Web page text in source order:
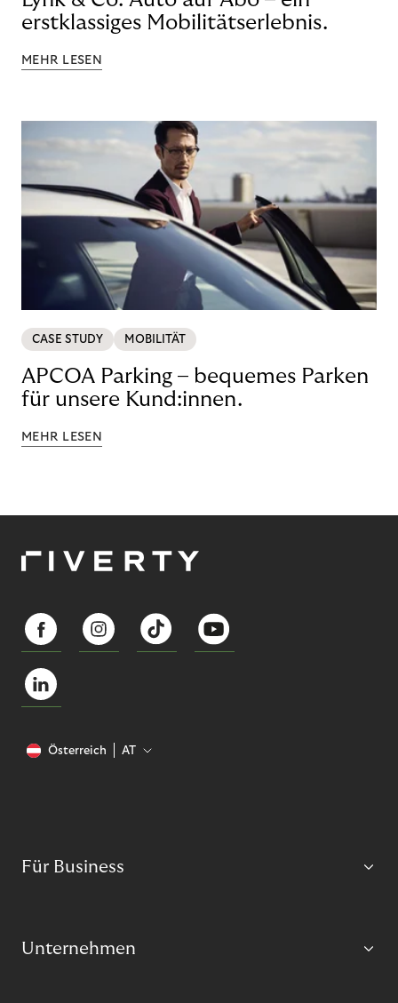
erstklassiges Mobilitätserlebnis.
MEHR LESEN
CASE STUDY MOBILITÄT
APCOA Parking – bequemes Parken
für unsere Kund:innen.
MEHR LESEN
Österreich AT
Für Business
Unternehmen